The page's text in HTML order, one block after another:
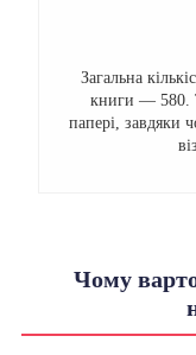
Загальна
книги — 580.
папері, завдяки
Чому